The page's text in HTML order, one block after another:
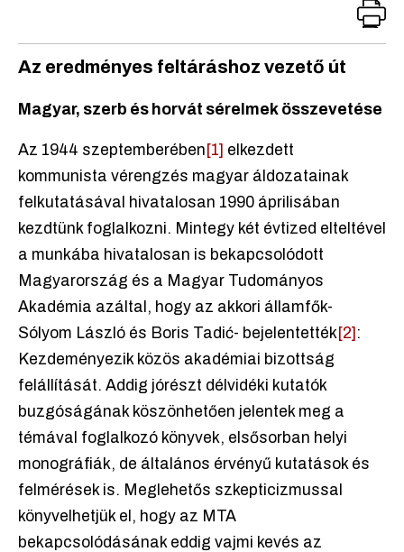
Az eredményes feltáráshoz vezető út
Magyar, szerb és horvát sérelmek összevetése
Az 1944 szeptemberében [1] elkezdett
kommunista vérengzés magyar áldozatainak
felkutatásával hivatalosan 1990 áprilisában
kezdtünk foglalkozni. Mintegy két évtized elteltével
a munkába hivatalosan is bekapcsolódott
Magyarország és a Magyar Tudományos
Akadémia azáltal, hogy az akkori államfők-
Sólyom László és Boris Tadić- bejelentették[2] :
Kezdeményezik közös akadémiai bizottság
felállítását. Addig jórészt délvidéki kutatók
buzgóságának köszönhetően jelentek meg a
témával foglalkozó könyvek, elsősorban helyi
monográfiák, de általános érvényű kutatások és
felmérések is. Meglehetős szkepticizmussal
könyvelhetjük el, hogy az MTA
bekapcsolódásának eddig vajmi kevés az